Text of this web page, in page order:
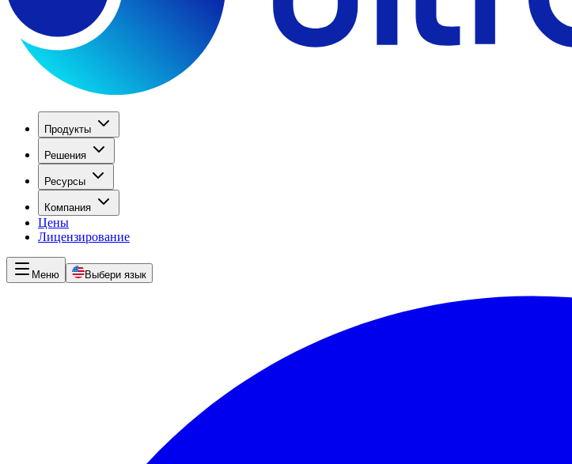
Продукты
Решения
Ресурсы
Компания
Цены
Лицензирование
Меню Выбери язык